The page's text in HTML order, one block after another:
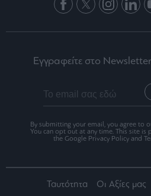
Εγγραφείτε στο
By submitting your email, you agree to
You can opt out at any time. This site is
the Google Privacy Policy and
Ταυτότητα Οι Αξίες μας